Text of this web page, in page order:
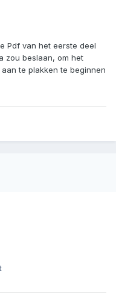
Pdf van het eerste deel
zou beslaan, om het
te plakken te beginnen